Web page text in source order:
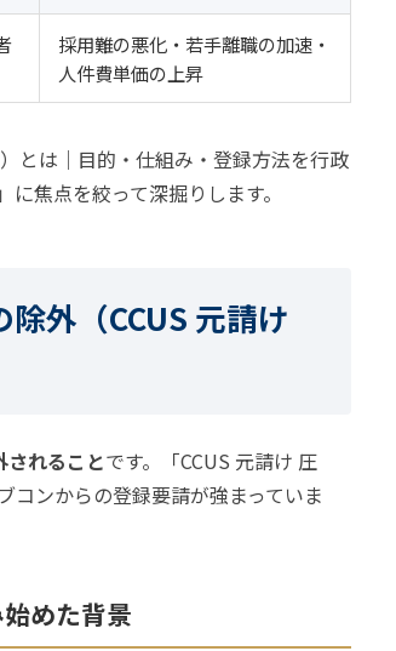
採用難の悪化・若手離職の加速・
人件費単価の上昇
とは｜目的・仕組み・登録方法を行政
焦点を絞って深掘りします。
外（CCUS 元請け
れることです。「CCUS 元請け 圧
コンからの登録要請が強まっていま
めた背景